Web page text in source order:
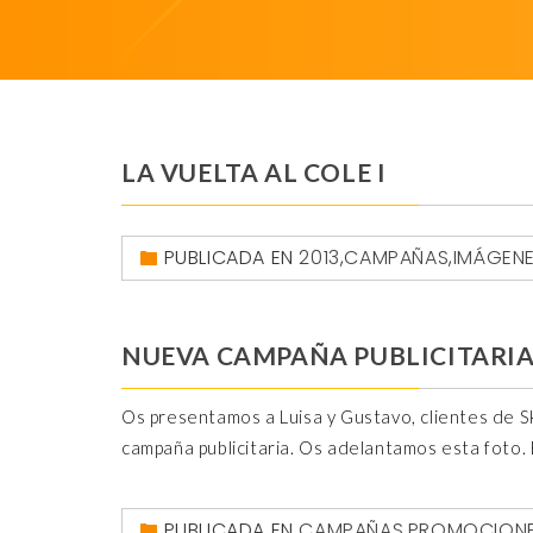
LA VUELTA AL COLE I
PUBLICADA EN2013,CAMPAÑAS,
NUEVA CAMPAÑA PUBLICITARIA
Os presentamos a Luisa y Gustavo, clientes de
campaña publicitaria. Os adelantamos esta foto.